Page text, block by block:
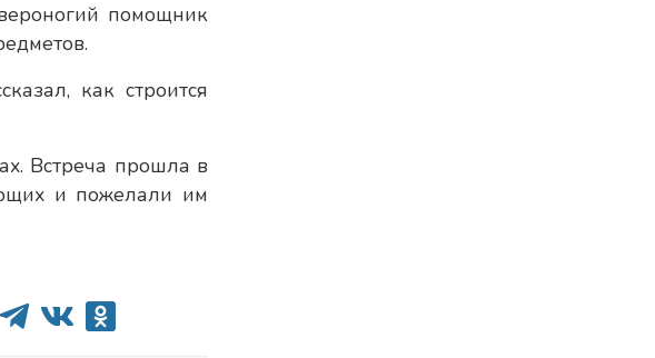
помощник
как строится
Встреча прошла в
и пожелали им